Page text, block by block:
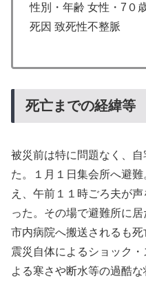
性別・年齢 女性・7０
死因 致死性不整脈
死亡までの経緯等
被災前は特に問題なく、
た。１月１日集会所へ避
え、午前１１時ごろ夫が
った。その場で避難所に
市内病院へ搬送されるも死
震災自体によるショック
よる寒さや断水等の過酷